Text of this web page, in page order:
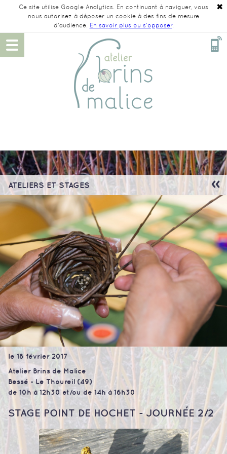
✖
Ce site utilise Google Analytics. En continuant à naviguer, vous
nous autorisez à déposer un cookie à des fins de mesure
d'audience. En savoir plus ou s'opposer.
ATELIERS ET STAGES
le 18 février 2017
Atelier Brins de Malice
Bessé - Le Thoureil (49)
de 10h à 12h30 et/ou de 14h à 16h30
STAGE POINT DE HOCHET - JOURNÉE 2/2